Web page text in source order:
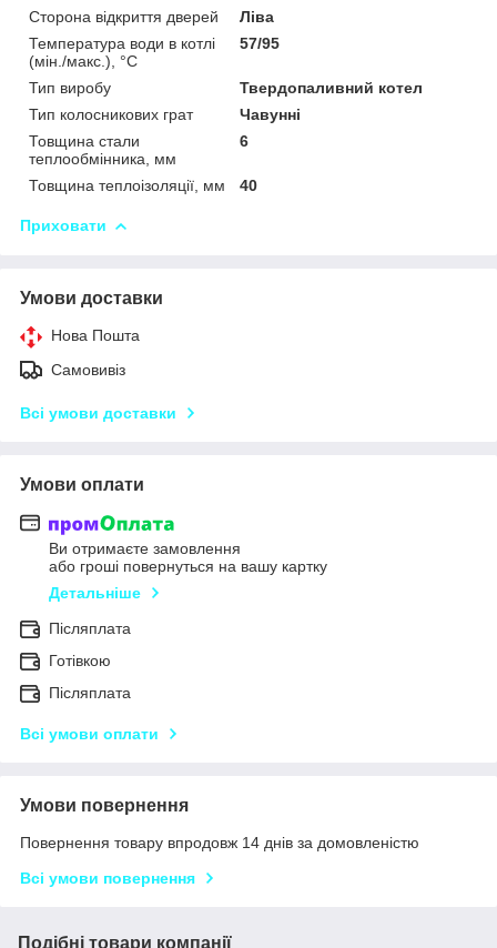
Сторона відкриття дверей
Ліва
Температура води в котлі
(мін./макс.), °C
57/95
Тип виробу
Твердопаливний котел
Тип колосникових грат
Чавунні
Товщина стали
теплообмінника, мм
6
Товщина теплоізоляції, мм 40
Приховати
Умови доставки
Нова Пошта
Самовивіз
Всі умови доставки
Умови оплати
Ви отримаєте замовлення
або гроші повернуться на вашу картку
Детальніше
Післяплата
Готівкою
Післяплата
Всі умови оплати
Умови повернення
Повернення товару впродовж 14 днів за домовленістю
Всі умови повернення
Подібні товари компанії